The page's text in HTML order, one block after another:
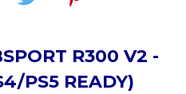
R300 V2 -
PS5 READY)